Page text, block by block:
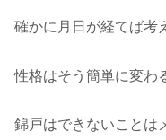
確かに月日が経てば考
性格はそう簡単に変わ
錦戸はできないことは